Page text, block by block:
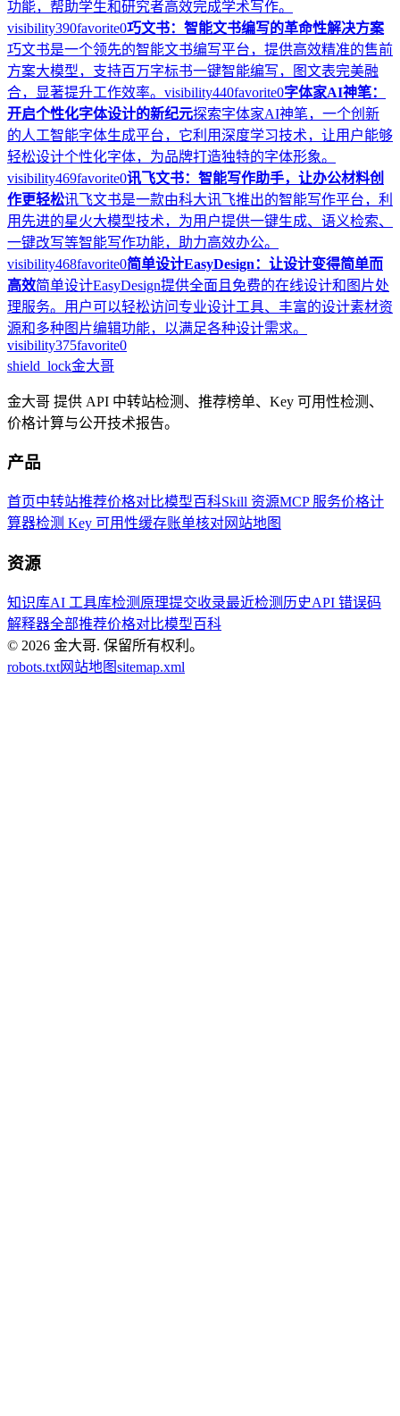
功能，帮助学生和研究者高效完成学术写作。
visibility390favorite0巧文书：智能文书编写的革命性解决方案
巧文书是一个领先的智能文书编写平台，提供高效精准的售前
方案大模型，支持百万字标书一键智能编写，图文表完美融
合，显著提升工作效率。 visibility440favorite0字体家AI神笔：
开启个性化字体设计的新纪元探索字体家AI神笔，一个创新
的人工智能字体生成平台，它利用深度学习技术，让用户能够
轻松设计个性化字体，为品牌打造独特的字体形象。
visibility469favorite0讯飞文书：智能写作助手，让办公材料创
作更轻松讯飞文书是一款由科大讯飞推出的智能写作平台，利
用先进的星火大模型技术，为用户提供一键生成、语义检索、
一键改写等智能写作功能，助力高效办公。
visibility468favorite0简单设计EasyDesign：让设计变得简单而
高效简单设计EasyDesign提供全面且免费的在线设计和图片处
理服务。用户可以轻松访问专业设计工具、丰富的设计素材资
源和多种图片编辑功能，以满足各种设计需求。
visibility375favorite0
shield_lock金大哥
金大哥 提供 API 中转站检测、推荐榜单、Key 可用性检测、
价格计算与公开技术报告。
产品
首页中转站推荐价格对比模型百科Skill 资源MCP 服务价格计
算器检测 Key 可用性缓存账单核对网站地图
资源
知识库AI 工具库检测原理提交收录最近检测历史API 错误码
解释器全部推荐价格对比模型百科
© 2026 金大哥. 保留所有权利。
robots.txt网站地图sitemap.xml